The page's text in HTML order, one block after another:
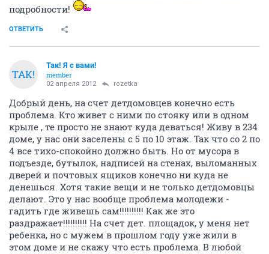
подробности!
ОТВЕТИТЬ
ТАК!
Так! Я с вами!
member
02 апреля 2012 rozetka
Добрый день, на счет детдомовцев конечно есть
проблема. Кто живет с ними по стояку или в одном
крыле , те просто не знают куда деваться! Живу в 234
доме, у нас они заселены с 5 по 10 этаж. Так что со 2 по
4 все тихо-спокойно должно быть. Но от мусора в
подъезде, бутылок, надписей на стенах, выломанных
дверей и почтовых ящиков конечно ни куда не
денешься. Хотя такие вещи и не только детдомовцы
делают. Это у нас вообще проблема молодежи -
гадить где живешь сам!!!!!!!!!! Как же это
раздражает!!!!!!!!!! На счет дет. площадок, у меня нет
ребенка, но с мужем в прошлом году уже жили в
этом доме и не скажу что есть проблема. В любой